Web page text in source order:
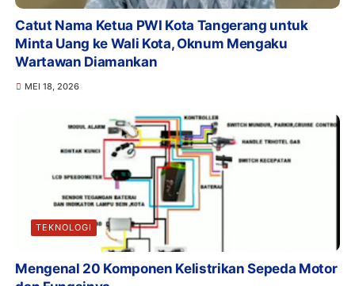
Catut Nama Ketua PWI Kota Tangerang untuk
Minta Uang ke Wali Kota, Oknum Mengaku
Wartawan Diamankan
MEI 18, 2026
TEKNOLOGI
Mengenal 20 Komponen Kelistrikan Sepeda Motor